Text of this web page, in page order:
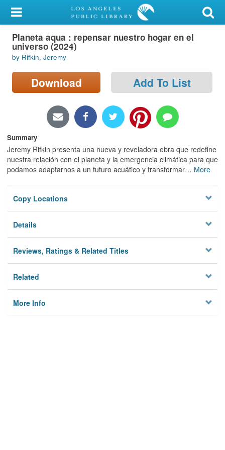
My Account
Library Card
Sign In
Search
Locations/Hours (external
Privacy
Planeta aqua : repensar nuestro hogar en el
universo (2024)
by Rifkin, Jeremy
Download Add To List
Summary
Jeremy Rifkin presenta una nueva y reveladora obra que redefine
nuestra relación con el planeta y la emergencia climática para que
podamos adaptarnos a un futuro acuático y transformar… More
Copy Locations
Details
Reviews, Ratings & Related Titles
Related
More Info